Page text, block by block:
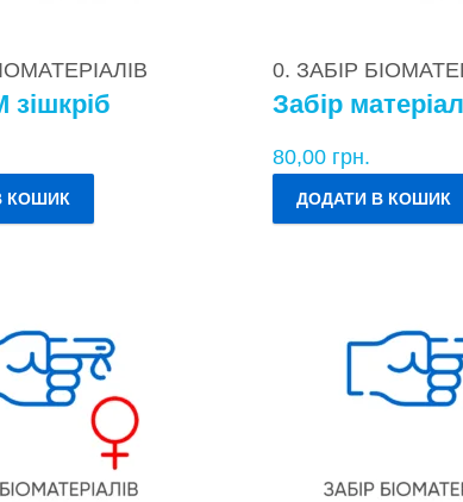
зішкріб
КОШИК
0. ЗАБІР
80,00 грн.
ДОДАТИ В КОШИК